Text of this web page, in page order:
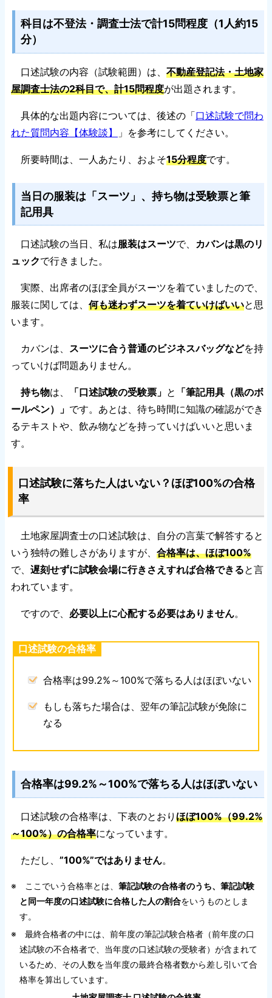
科目は不登法・調査士法で計15問程度（1人約15
分）
口述試験の内容（試験範囲）は、 不動産登記法・土地家
屋調査士法の2科目で、計15問程度が出題されます。
具体的な出題内容については、後述の「口述試験で問わ
れた質問内容【体験談】
」を参考にしてください。
所要時間は、一人あたり、およそ15分程度です。
当日の服装は「スーツ」、持ち物は受験票と筆
記用具
口述試験の当日、私は服装はスーツで、 カバンは黒のリ
ュックで行きました。
実際、出席者のほぼ全員がスーツを着ていましたので、
服装に関しては、 何も迷わずスーツを着ていけばいいと思
います。
カバンは、 スーツに合う普通のビジネスバッグなどを持
っていけば問題ありません。
持ち物は、 「口述試験の受験票」 と 「筆記用具（黒のボ
ールペン）」 です。あとは、待ち時間に知識の確認ができ
るテキストや、飲み物などを持っていけばいいと思いま
す。
口述試験に落ちた人はいない？ほぼ100%の合格
率
土地家屋調査士の口述試験は、自分の言葉で解答すると
いう独特の難しさがありますが、 合格率は、ほぼ100%
で、 遅刻せずに試験会場に行きさえすれば合格できると言
われています。
ですので、 必要以上に心配する必要はありません。
口述試験の合格率
合格率は99.2%～100%で落ちる人はほぼいない
もしも落ちた場合は、翌年の筆記試験が免除に
なる
合格率は99.2%～100%で落ちる人はほぼいない
口述試験の合格率は、下表のとおり ほぼ100%（99.2%
～100%）の合格率になっています。
ただし、 ”100%”ではありません。
※ ここでいう合格率とは、 筆記試験の合格者のうち、筆記試験
と同一年度の口述試験に合格した人の割合をいうものとしま
す。
※ 最終合格者の中には、前年度の筆記試験合格者（前年度の口
述試験の不合格者で、当年度の口述試験の受験者）が含まれて
いるため、その人数を当年度の最終合格者数から差し引いて合
格率を算出しています。